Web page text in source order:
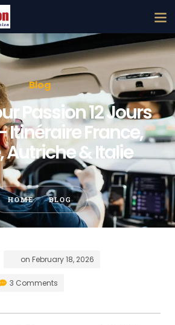
Blog
Passion 12 Jours
Itinéraire France,
Autriche & Italie
HOME BLOG
on February 18, 2026
3 Comments